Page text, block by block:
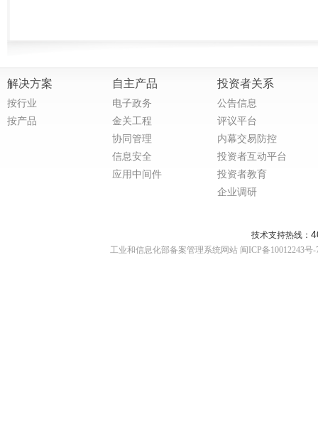
解决方案
按行业
按产品
自主产品
电子政务
金关工程
协同管理
信息安全
应用中间件
投资者关系
公告信息
评议平台
内幕交易防控
投资者互动平台
投资者教育
企业调研
技术支持热线：
工业和信息化部备案管理系统网站 闽ICP备10012243号-